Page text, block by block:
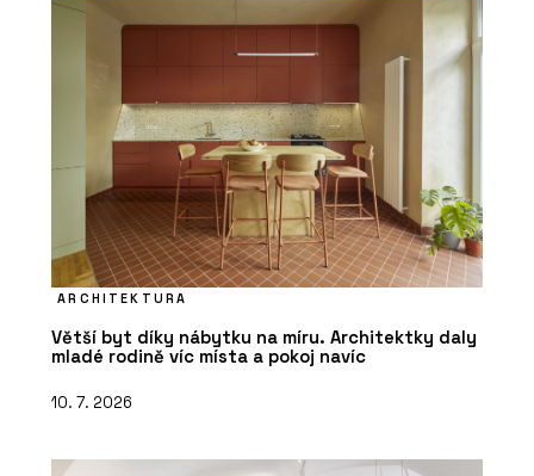
ARCHITEKTURA
Větší byt díky nábytku na míru. Architektky daly
mladé rodině víc místa a pokoj navíc
10. 7. 2026